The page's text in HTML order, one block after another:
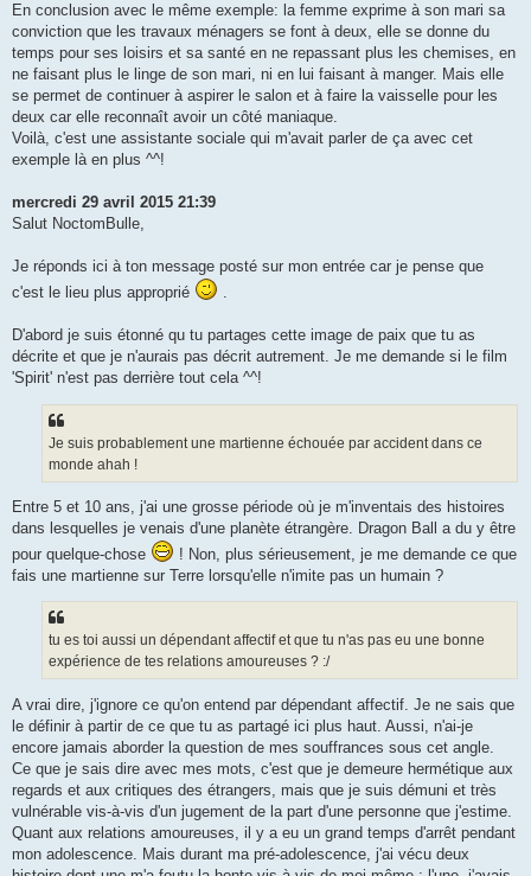
En conclusion avec le même exemple: la femme exprime à son mari sa
conviction que les travaux ménagers se font à deux, elle se donne du
temps pour ses loisirs et sa santé en ne repassant plus les chemises, en
ne faisant plus le linge de son mari, ni en lui faisant à manger. Mais elle
se permet de continuer à aspirer le salon et à faire la vaisselle pour les
deux car elle reconnaît avoir un côté maniaque.
Voilà, c'est une assistante sociale qui m'avait parler de ça avec cet
exemple là en plus ^^!
mercredi 29 avril 2015 21:39
Salut NoctomBulle,
Je réponds ici à ton message posté sur mon entrée car je pense que
c'est le lieu plus approprié
.
D'abord je suis étonné qu tu partages cette image de paix que tu as
décrite et que je n'aurais pas décrit autrement. Je me demande si le film
'Spirit' n'est pas derrière tout cela ^^!
Je suis probablement une martienne échouée par accident dans ce
monde ahah !
Entre 5 et 10 ans, j'ai une grosse période où je m'inventais des histoires
dans lesquelles je venais d'une planète étrangère. Dragon Ball a du y être
pour quelque-chose
! Non, plus sérieusement, je me demande ce que
fais une martienne sur Terre lorsqu'elle n'imite pas un humain ?
tu es toi aussi un dépendant affectif et que tu n'as pas eu une bonne
expérience de tes relations amoureuses ? :/
A vrai dire, j'ignore ce qu'on entend par dépendant affectif. Je ne sais que
le définir à partir de ce que tu as partagé ici plus haut. Aussi, n'ai-je
encore jamais aborder la question de mes souffrances sous cet angle.
Ce que je sais dire avec mes mots, c'est que je demeure hermétique aux
regards et aux critiques des étrangers, mais que je suis démuni et très
vulnérable vis-à-vis d'un jugement de la part d'une personne que j'estime.
Quant aux relations amoureuses, il y a eu un grand temps d'arrêt pendant
mon adolescence. Mais durant ma pré-adolescence, j'ai vécu deux